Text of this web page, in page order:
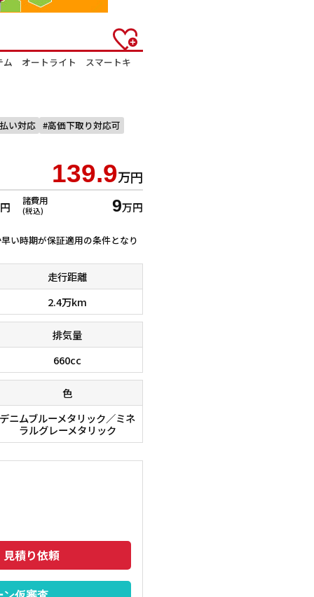
オートライト スマートキ
い対応 高価下取り対応可
139.9万円
諸費用
(税込) 9万円
い時期が保証適用の条件となり
走行距離
2.4万km
排気量
660cc
色
デニムブルーメタリック／ミネ
ラルグレーメタリック
積り依頼